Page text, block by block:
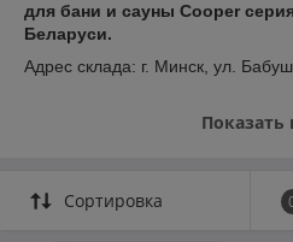
для бани и сауны Cooper
Беларуси.
Адрес склада: г. Минск, ул.
Отгрузка товара производится
Показать
Сортировка